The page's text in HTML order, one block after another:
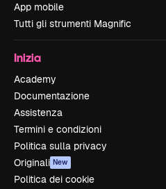
App mobile
Tutti gli strumenti Magnific
Inizia
Academy
Documentazione
Assistenza
Termini e condizioni
Politica sulla privacy
Originali New
Politica dei cookie